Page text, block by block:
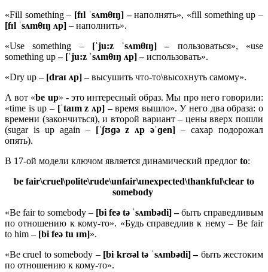
«Fill something – [fɪl ˈsʌmθɪŋ] –наполнять», «fill something up –
[fɪl ˈsʌmθɪŋ ʌp] – наполнить».
«Use something –[ˈju:z ˈsʌmθɪŋ] –пользоваться», «use
something up– [ˈju:z ˈsʌmθɪŋ ʌp] –использовать».
«Dry up – [draɪ ʌp] –высушить что-то\высохнуть самому».
А вот «be up» - это интересный образ. Мы про него говорили:
«time is up –[ˈtaɪm z ʌp] –время вышло». У него два образа: о
времени (закончиться), и второй вариант – цены вверх пошли
(sugar is up again –[ˈʃʊɡə z ʌp əˈɡen]– сахар подорожал
опять).
В 17-ой модели ключом является динамический предлог to:
be fair\cruel\polite\rude\unfair\unexpected\thankful\clear to
somebody
«Be fair to somebody – [bi feə tə ˈsʌmbədi] –быть справедливым
по отношению к кому-то». «Будь справедлив к нему – Be fair
to him – [bi feə tu ɪm]».
«Be cruel to somebody –[bi krʊəl tə ˈsʌmbədi] –быть жестоким
по отношению к кому-то».